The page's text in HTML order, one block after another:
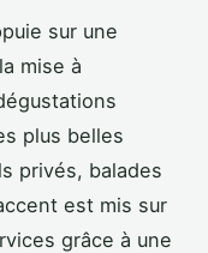
sur une
mise à
plus belles
privés, balades
est mis sur
grâce à une